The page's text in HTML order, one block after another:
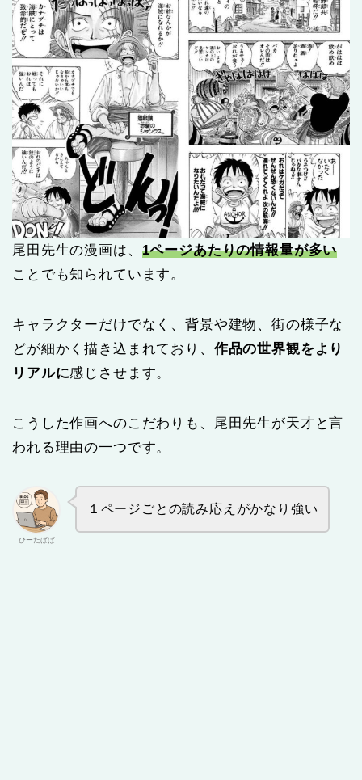
尾田先生の漫画は、 1ページあたりの情報量が多い
ことでも知られています。
キャラクターだけでなく、背景や建物、街の様子な
どが細かく描き込まれており、 作品の世界観をより
リアルに感じさせます。
こうした作画へのこだわりも、尾田先生が天才と言
われる理由の一つです。
ひーたぱぱ
１ページごとの読み応えがかなり強い